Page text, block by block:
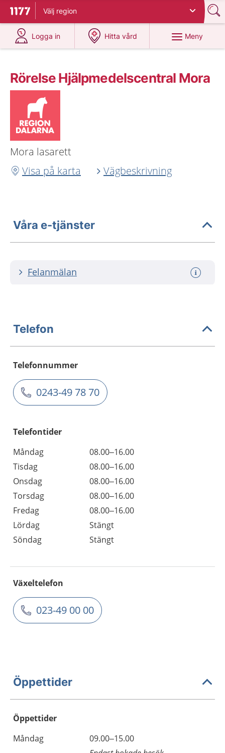
Till startsidan för 1177
Välj region
Logga in
på 1177.se
Hitta vård
på 1177.se
Meny
Rörelse Hjälpmedelscentral Mora
Mora lasarett
Visa på karta
Vägbeskrivning
Våra e-tjänster
Felanmälan
Telefon
Telefonnummer
0243-49 78 70
Telefontider
Måndag
08.00–16.00
Tisdag
08.00–16.00
Onsdag
08.00–16.00
Torsdag
08.00–16.00
Fredag
08.00–16.00
Lördag
Stängt
Söndag
Stängt
Växeltelefon
023-49 00 00
Öppettider
Öppettider
Dag
Öppettider
Kommentarer
Måndag
09.00–15.00